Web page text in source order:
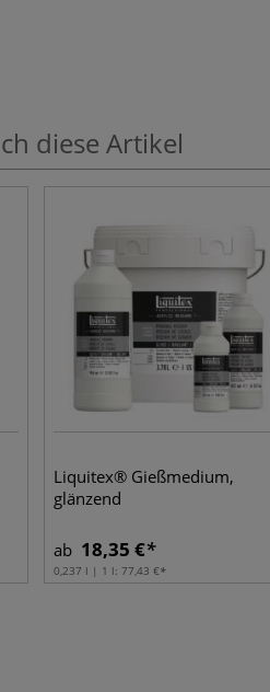
diese Artikel
Liquitex® Gießmedium,
glänzend
ab 18,35 €
0,237 l | 1 l: 77,43 €